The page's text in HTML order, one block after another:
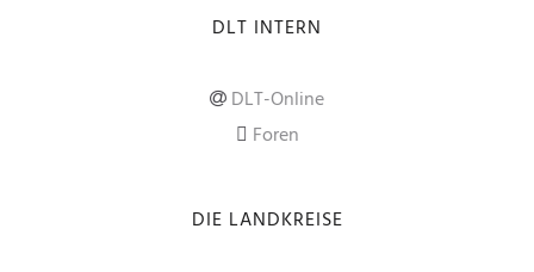
DLT INTERN
DLT-Online
Foren
DIE LANDKREISE